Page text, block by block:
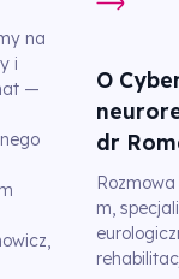
na
i
—
O
dr
m,